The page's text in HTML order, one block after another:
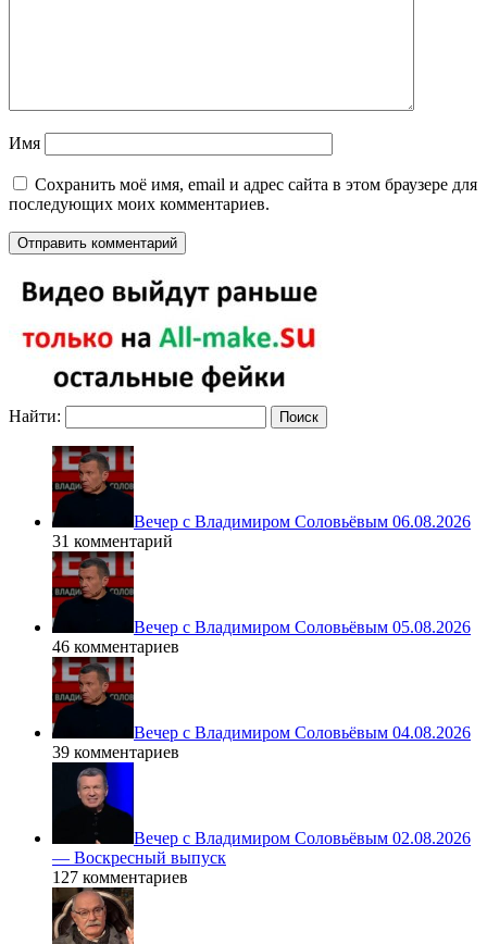
Имя
Сохранить моё имя, email и адрес сайта в этом браузере для
последующих моих комментариев.
Найти:
Вечер с Владимиром Соловьёвым 06.08.2026
31 комментарий
Вечер с Владимиром Соловьёвым 05.08.2026
46 комментариев
Вечер с Владимиром Соловьёвым 04.08.2026
39 комментариев
Вечер с Владимиром Соловьёвым 02.08.2026
— Воскресный выпуск
127 комментариев